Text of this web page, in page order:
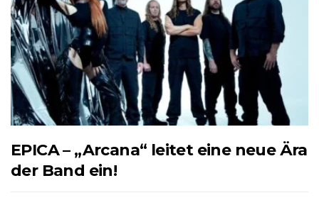
EPICA – „Arcana“ leitet eine neue Ära
der Band ein!